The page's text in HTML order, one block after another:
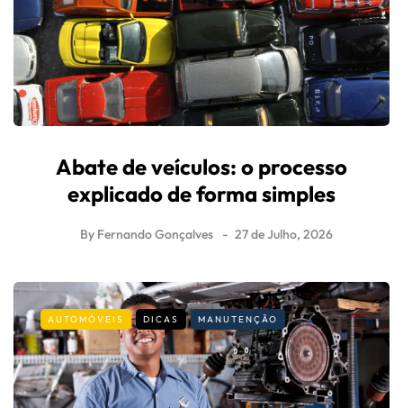
Abate de veículos: o processo
explicado de forma simples
By Fernando Gonçalves 27 de Julho, 2026
AUTOMÓVEIS DICAS MANUTENÇÃO